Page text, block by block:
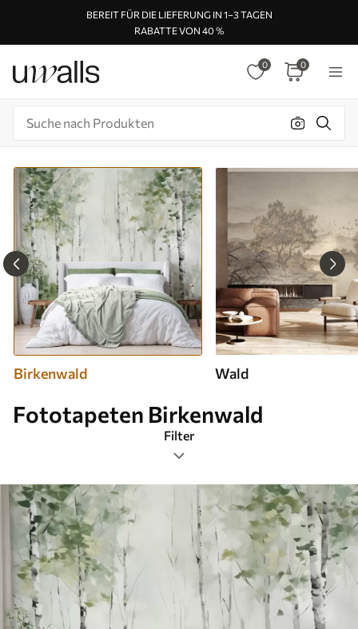
BEREIT FÜR DIE LIEFERUNG IN 1–3 TAGEN
RABATTE VON 40 %
0 0
Birkenwald Wald
Fototapeten Birkenwald
Filter
Tags
Bildformat
Farbpalette
Alle Filter löschen